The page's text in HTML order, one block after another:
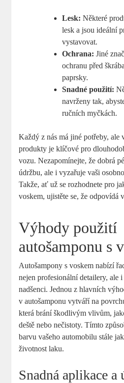
Lesk: Některé
lesk a jsou ideální
vystavovat.
Ochrana: Jiné
ochranu před
paprsky.
Snadné použití:
navrženy tak,
ručních myčkách.
Každý z nás má jiné potřeby, ale
produkty je klíčové pro
vozu. Nezapomínejte, že dobrá
údržbu, ale i vyzařuje vaši
Takže, ať už se rozhodnete pro
voskem, ujistěte se, že odpovídá
Výhody použití
autošamponu s
Autošampony s voskem nabízí
nejen profesionální detailery, ale
nadšenci. Jednou z hlavních
v autošamponu vytváří na
která brání škodlivým vlivům,
deště nebo nečistoty. Tímto
barvu vašeho automobilu stále
životnost laku.
Snadná aplikace a